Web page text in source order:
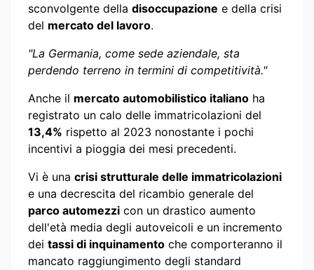
sconvolgente della disoccupazione e della crisi
del mercato del lavoro.
"La Germania, come sede aziendale, sta
perdendo terreno in termini di competitività."
Anche il mercato automobilistico italiano ha
registrato un calo delle immatricolazioni del
13,4% rispetto al 2023 nonostante i pochi
incentivi a pioggia dei mesi precedenti.
Vi è una crisi strutturale delle immatricolazioni
e una decrescita del ricambio generale del
parco automezzi con un drastico aumento
dell'età media degli autoveicoli e un incremento
dei tassi di inquinamento che comporteranno il
mancato raggiungimento degli standard